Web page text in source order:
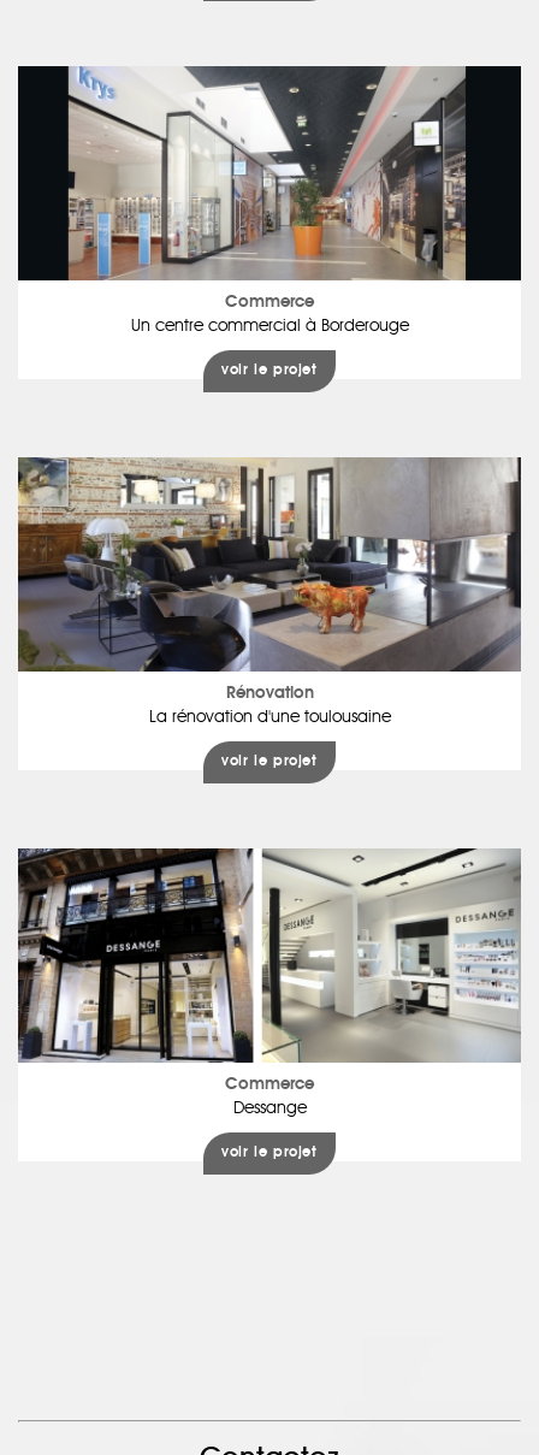
Commerce
Un centre commercial à Borderouge
voir le projet
Rénovation
La rénovation d'une toulousaine
voir le projet
Commerce
Dessange
voir le projet